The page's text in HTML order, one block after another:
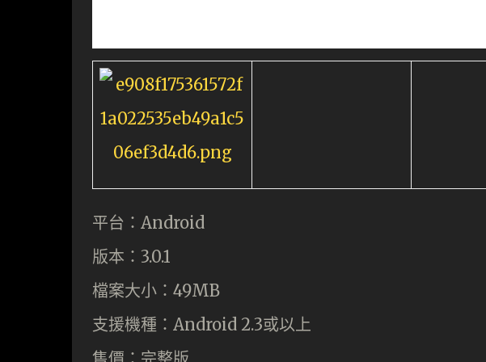
平台：Android
版本：3.0.1
檔案大小：49MB
支援機種：Android 2.3或以上